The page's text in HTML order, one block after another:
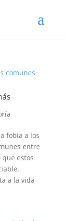
fobia a los
entre
estos
a la vida